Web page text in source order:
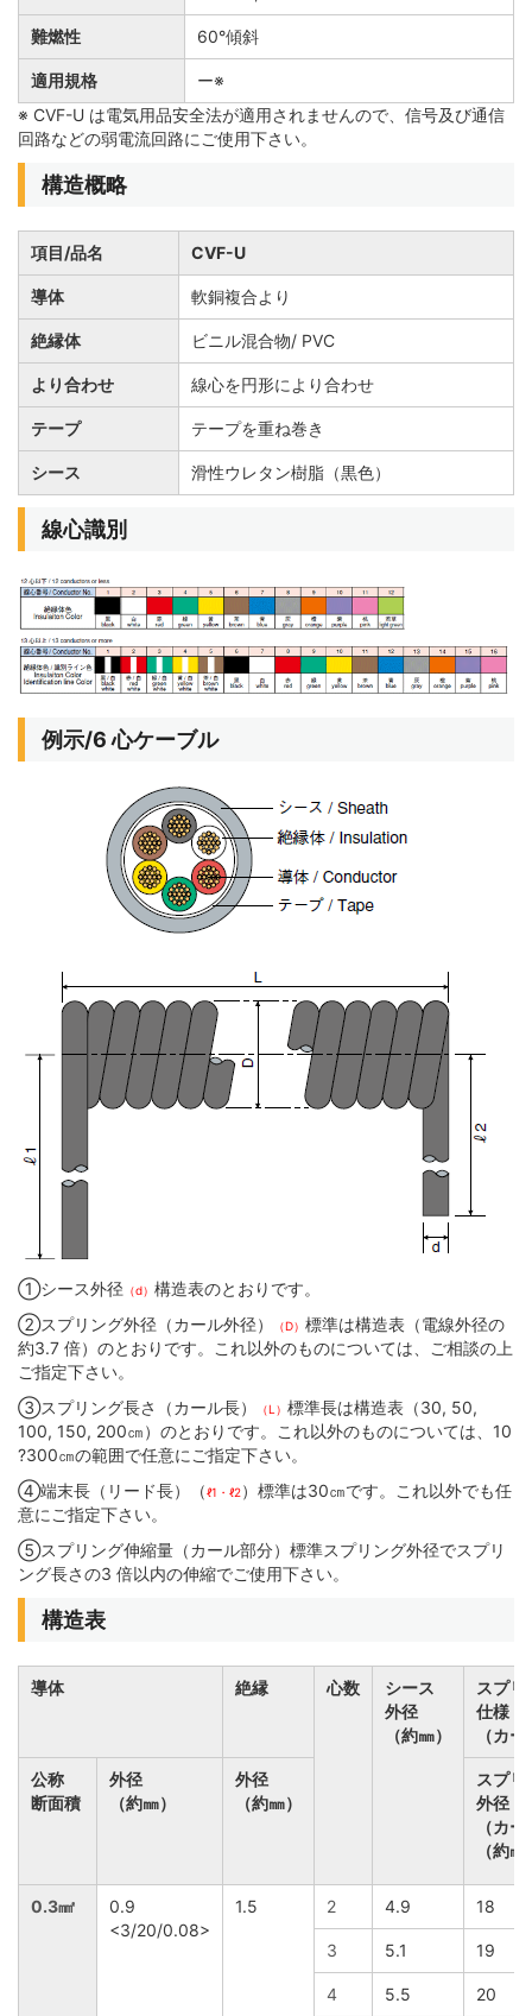
難燃性 60°傾斜
適用規格
ー※
※ CVF-U は電気用品安全法が適用されませんので、信号及び通信
回路などの弱電流回路にご使用下さい。
構造概略
項目/品名 CVF-U
導体 軟銅複合より
絶縁体 ビニル混合物/ PVC
より合わせ 線心を円形により合わせ
テープ テープを重ね巻き
シース 滑性ウレタン樹脂（黒色）
線心識別
例示/6 心ケーブル
①シース外径 （d） 構造表のとおりです。
②スプリング外径（カール外径）
（D） 標準は構造表（電線外径の
約3.7 倍）のとおりです。これ以外のものについては、ご相談の上
ご指定下さい。
③スプリング長さ（カール長）
（L） 標準長は構造表（30, 50,
100, 150, 200㎝）のとおりです。これ以外のものについては、10
?300㎝の範囲で任意にご指定下さい。
④端末長（リード長）（ℓ1・ℓ2）標準は30㎝です。これ以外でも任
意にご指定下さい。
⑤スプリング伸縮量（カール部分）標準スプリング外径でスプリ
ング長さの3 倍以内の伸縮でご使用下さい。
構造表
導体 絶縁 心数
シース
外径
（約㎜）
スプリ
仕様
（カ
公称
断面積
外径
（約㎜）
外径
（約㎜）
スプリ
外径
（カ
（約㎜
0.3㎟
0.9
<3/20/0.08>
1.5 2 4.9 18
3 5.1 19
4 5.5 20